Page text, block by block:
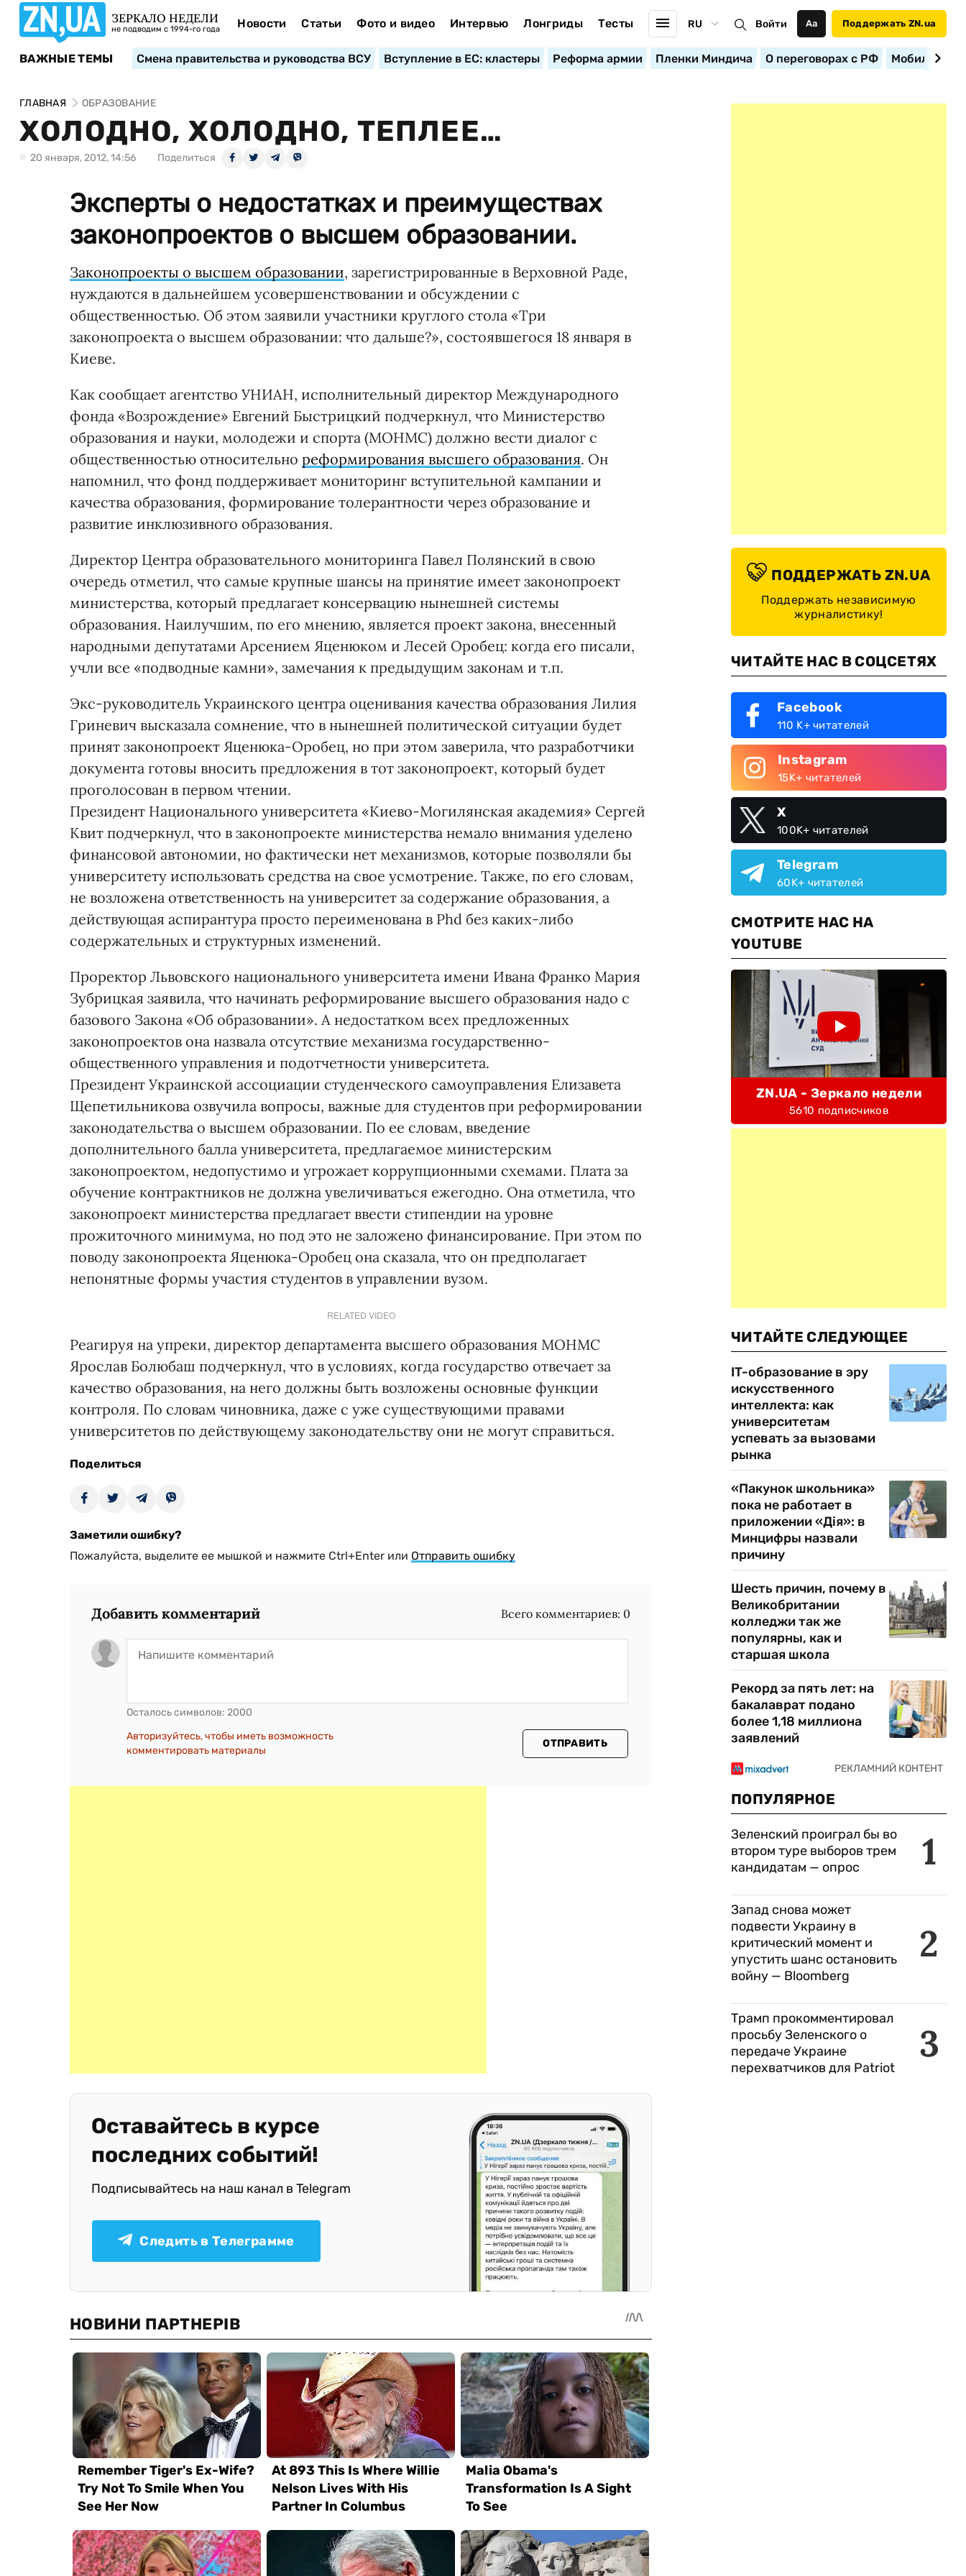
ЗЕРКАЛО НЕДЕЛИ
не подводим с 1994-го года Новости Статьи Фото и видео Интервью Лонгриды Тесты RU Войти Аа Поддержать ZN.ua
ВАЖНЫЕ ТЕМЫ Смена правительства и руководства ВСУ Вступление в ЕС: кластеры Реформа армии Пленки Миндича О переговорах с РФ
ГЛАВНАЯ ОБРАЗОВАНИЕ
ХОЛОДНО, ХОЛОДНО, ТЕПЛЕЕ…
20 января, 2012, 14:56 Поделиться
Эксперты о недостатках и преимуществах
законопроектов о высшем образовании.
Законопроекты о высшем образовании, зарегистрированные в Верховной Раде,
нуждаются в дальнейшем усовершенствовании и обсуждении с
общественностью. Об этом заявили участники круглого стола «Три
законопроекта о высшем образовании: что дальше?», состоявшегося 18 января в
Киеве.
Как сообщает агентство УНИАН, исполнительный директор Международного
фонда «Возрождение» Евгений Быст­риц­кий подчеркнул, что Ми­нистерство
образования и науки, молодежи и спорта (МОНМС) должно вести диалог с
общественностью относительно реформирования высшего образования. Он
напомнил, что фонд поддерживает мониторинг вступительной кампании и
качества образования, формирование толерантности через образование и
развитие инклюзивного образования.
Директор Центра образовательного мониторинга Павел Полянский в свою
очередь отметил, что самые крупные шансы на принятие имеет законопроект
министерства, который предлагает консервацию нынешней системы
образования. Наи­лучшим, по его мнению, является проект закона, внесенный
народными депутатами Арсением Яценюком и Лесей Оробец: когда его писали,
учли все «подводные камни», замечания к предыдущим законам и т.п.
Экс-руководитель Укра­инс­кого центра оценивания качества образования Лилия
Гриневич высказала сомнение, что в нынешней политической ситуации будет
принят законопроект Яце­нюка-Оробец, но при этом заверила, что разработчики
документа готовы вносить предложения в тот законопроект, который будет
проголосован в первом чтении.
Президент Национального университета «Киево-Могилянс­кая академия» Сергей
Квит подчеркнул, что в законопроекте министерства немало внимания уделено
финансовой автономии, но фактически нет механизмов, которые позволяли бы
университету использовать средства на свое усмотрение. Также, по его словам,
не возложена ответственность на университет за содержание образования, а
действующая аспирантура просто переименована в Phd без каких-либо
содержательных и структурных изменений.
Проректор Львовского национального университета имени Ивана Франко Мария
Зубрицкая заявила, что начинать реформирование высшего образования надо с
базового Закона «Об образовании». А недостатком всех предложенных
законопроектов она назвала отсутствие механизма государственно-
общественного управления и подотчетности университета.
Президент Украинской ассоциации студенческого самоуправления Елизавета
Щепетиль­никова озвучила вопросы, важные для студентов при реформировании
законодательства о высшем образовании. По ее словам, введение
дополнительного балла университета, предлагаемое министерским
законопроектом, недопустимо и угрожает коррупционными схемами. Плата за
обучение контрактников не должна увеличиваться ежегодно. Она отметила, что
законопроект министерства предлагает ввести стипендии на уровне
прожиточного минимума, но под это не заложено финансирование. При этом по
поводу законопроекта Яценюка-Оробец она сказала, что он предполагает
непонятные формы участия студентов в управлении вузом.
RELATED VIDEO
Реагируя на упреки, директор департамента высшего образования МОНМС
Ярослав Бо­любаш подчеркнул, что в условиях, когда государство отвечает за
качество образования, на него должны быть возложены основные функции
контроля. По словам чиновника, даже с уже су­щест­вующими правами
университетов по действующему законодательству они не могут справиться.
Поделиться
Заметили ошибку?
Пожалуйста, выделите ее мышкой и нажмите Ctrl+Enter или Отправить ошибку
Добавить комментарий Всего комментариев: 0
Осталось символов: 2000
Авторизуйтесь, чтобы иметь возможность
комментировать материалы
ОТПРАВИТЬ
Оставайтесь в курсе
последних событий!
Подписывайтесь на наш канал в Telegram
Следить в Телеграмме
ПОДДЕРЖАТЬ ZN.UA
Поддержать независимую
журналистику!
ЧИТАЙТЕ НАС В СОЦСЕТЯХ
Facebook
110 K+ читателей
Instagram
15K+ читателей
X
100K+ читателей
Telegram
60K+ читателей
СМОТРИТЕ НАС НА
YOUTUBE
ZN.UA - Зеркало недели
5610 подписчиков
ЧИТАЙТЕ СЛЕДУЮЩЕЕ
IT-образование в эру
искусственного
интеллекта: как
университетам
успевать за вызовами
рынка
«Пакунок школьника»
пока не работает в
приложении «Дія»: в
Минцифры назвали
причину
Шесть причин, почему в
Великобритании
колледжи так же
популярны, как и
старшая школа
Рекорд за пять лет: на
бакалаврат подано
более 1,18 миллиона
заявлений
ПОПУЛЯРНОЕ
1
Зеленский проиграл бы во
втором туре выборов трем
кандидатам — опрос
2
Запад снова может
подвести Украину в
критический момент и
упустить шанс остановить
войну — Bloomberg
3
Трамп прокомментировал
просьбу Зеленского о
передаче Украине
перехватчиков для Patriot